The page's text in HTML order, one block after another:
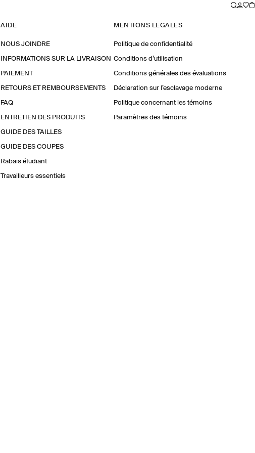
AIDE
NOUS JOINDRE
INFORMATIONS SUR LA LIVRAISON
PAIEMENT
RETOURS ET REMBOURSEMENTS
FAQ
ENTRETIEN DES PRODUITS
GUIDE DES TAILLES
GUIDE DES COUPES
Rabais étudiant
Travailleurs essentiels
MENTIONS LÉGALES
Politique de confidentialité
Conditions d’utilisation
Conditions générales des évaluations
Déclaration sur l’esclavage moderne
Politique concernant les témoins
Paramètres des témoins